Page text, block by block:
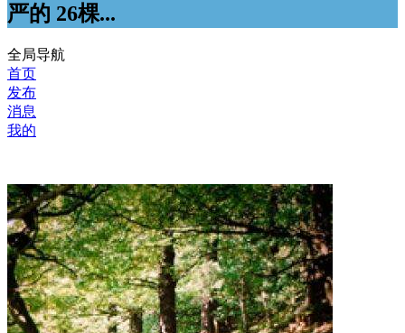
严的 26棵...
全局导航
首页
发布
消息
我的